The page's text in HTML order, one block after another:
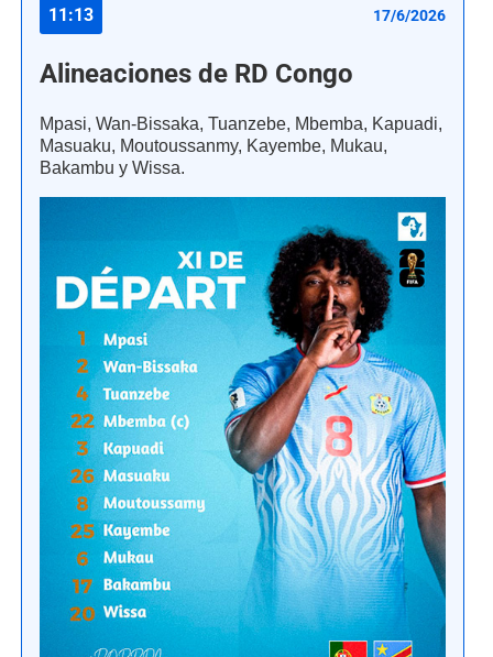
11:13 17/6/2026
Alineaciones de RD Congo
Mpasi, Wan-Bissaka, Tuanzebe, Mbemba, Kapuadi,
Masuaku, Moutoussanmy, Kayembe, Mukau,
Bakambu y Wissa.